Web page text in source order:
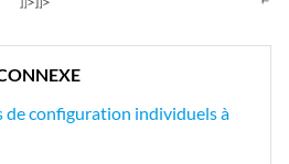
de configuration individuels à